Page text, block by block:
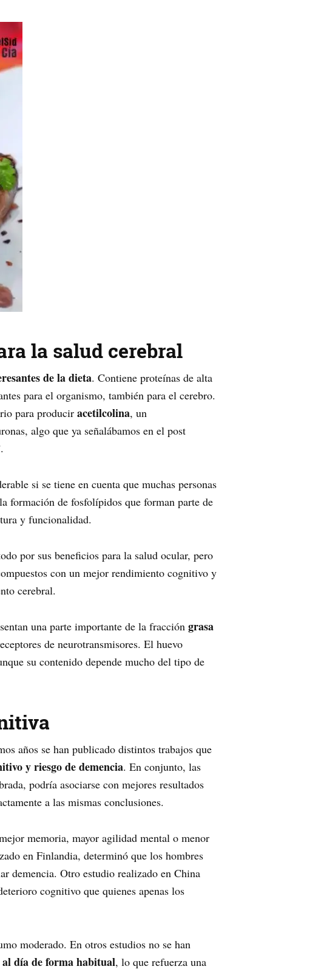
la salud cerebral
de la dieta. Contiene proteínas de alta
para el organismo, también para el cerebro.
para producir acetilcolina, un
algo que ya señalábamos en el post
si se tiene en cuenta que muchas personas
formación de fosfolípidos que forman parte de
y funcionalidad.
por sus beneficios para la salud ocular, pero
con un mejor rendimiento cognitivo y
cerebral.
una parte importante de la fracción grasa
de neurotransmisores. El huevo
su contenido depende mucho del tipo de
años se han publicado distintos trabajos que
y riesgo de demencia. En conjunto, las
podría asociarse con mejores resultados
a las mismas conclusiones.
memoria, mayor agilidad mental o menor
en Finlandia, determinó que los hombres
demencia. Otro estudio realizado en China
cognitivo que quienes apenas los
moderado. En otros estudios no se han
al día de forma habitual, lo que refuerza una